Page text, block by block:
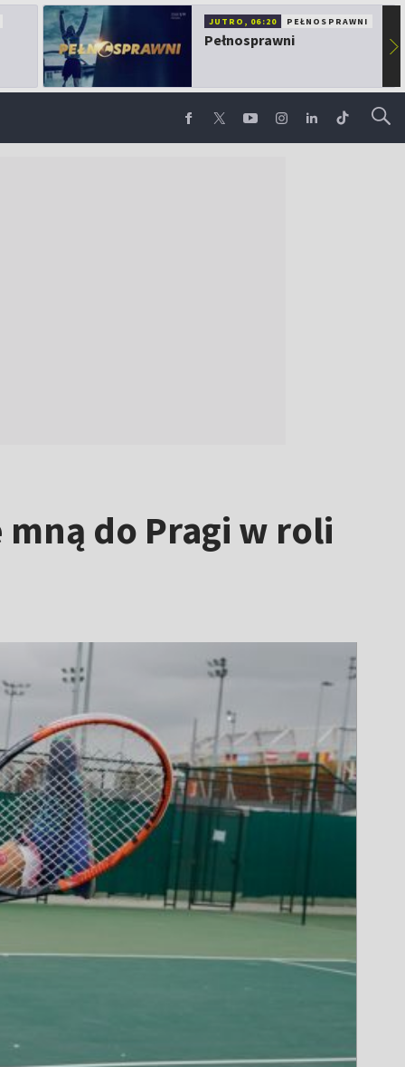
JUTRO, 06:20 PEŁNOSPRAWNI
Pełnosprawni ▶
do Pragi w roli